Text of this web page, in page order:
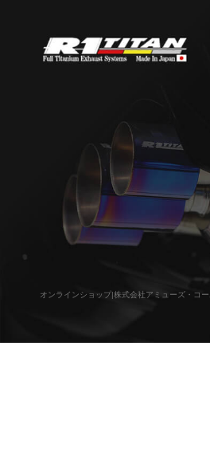
オンラインショップ|株式会社アミューズ・コ